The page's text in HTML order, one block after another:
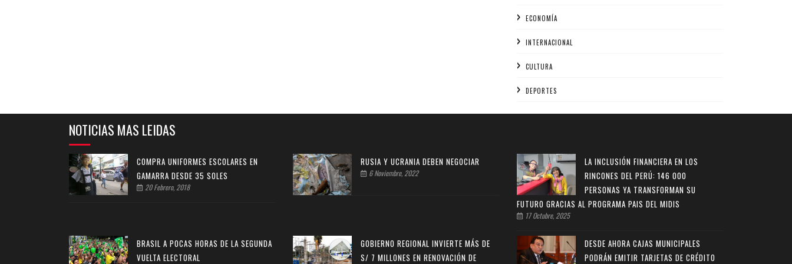
ECONOMÍA
INTERNACIONAL
CULTURA
DEPORTES
NOTICIAS MAS LEIDAS
COMPRA UNIFORMES ESCOLARES EN
GAMARRA DESDE 35 SOLES
20 Febrero, 2018
RUSIA Y UCRANIA DEBEN NEGOCIAR
6 Noviembre, 2022
LA INCLUSIÓN FINANCIERA EN LOS
RINCONES DEL PERÚ: 146 000
PERSONAS YA TRANSFORMAN SU
FUTURO GRACIAS AL PROGRAMA PAIS DEL MIDIS
17 Octubre, 2025
BRASIL A POCAS HORAS DE LA SEGUNDA
VUELTA ELECTORAL
GOBIERNO REGIONAL INVIERTE MÁS DE
S/ 7 MILLONES EN RENOVACIÓN DE
DESDE AHORA CAJAS MUNICIPALES
PODRÁN EMITIR TARJETAS DE CRÉDITO